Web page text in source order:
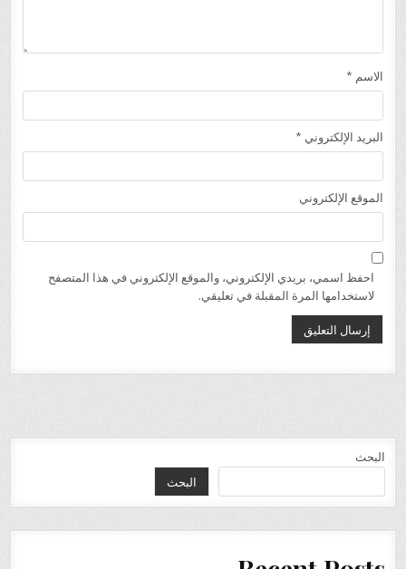
الاسم *
البريد الإلكتروني *
الموقع الإلكتروني
احفظ اسمي، بريدي الإلكتروني، والموقع الإلكتروني في هذا المتصفح
لاستخدامها المرة المقبلة في تعليقي.
البحث
البحث